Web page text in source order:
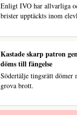
Enligt IVO har allvarliga
brister upptäckts inom
Kastade skarp patron
döms till fängelse
Södertälje tingsrätt dömer
grova brott.